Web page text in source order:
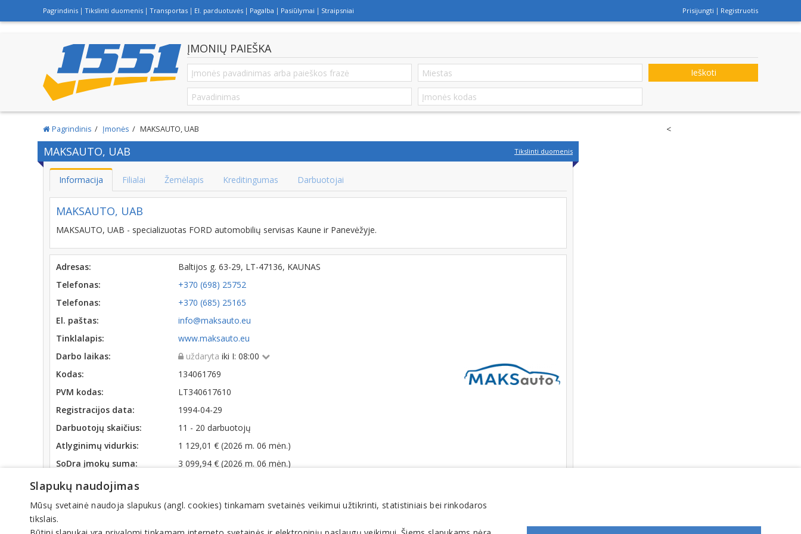
Pagrindinis Tikslinti duomenis Transportas El. parduotuvės Pagalba Pasiūlymai Straipsniai Prisijungti Registruotis
ĮMONIŲ PAIEŠKA
Ieškoti
Pagrindinis Įmonės MAKSAUTO, UAB
MAKSAUTO, UAB Tikslinti duomenis
Informacija Filialai Žemėlapis Kreditingumas Darbuotojai
MAKSAUTO, UAB
MAKSAUTO, UAB - specializuotas FORD automobilių servisas Kaune ir Panevėžyje.
Adresas:
Baltijos g. 63-29, LT-47136, KAUNAS
Telefonas:
+370 (698) 25752
Telefonas:
+370 (685) 25165
El. paštas:
info@maksauto.eu
Tinklalapis:
www.maksauto.eu
Darbo laikas:
uždaryta iki I: 08:00
Kodas:
134061769
PVM kodas:
LT340617610
Registracijos data:
1994-04-29
Darbuotojų skaičius:
11 - 20 darbuotojų
Atlyginimų vidurkis:
1 129,01 € (2026 m. 06 mėn.)
SoDra įmokų suma:
3 099,94 € (2026 m. 06 mėn.)
Apyvarta:
Veiklos sritys
<
Slapukų naudojimas
Mūsų svetainė naudoja slapukus (angl. cookies) tinkamam svetainės veikimui užtikrinti, statistiniais bei rinkodaros
tikslais.